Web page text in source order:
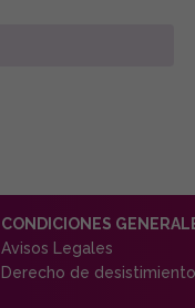
CONDICIONES
Avisos Legales
Derecho de desistimiento